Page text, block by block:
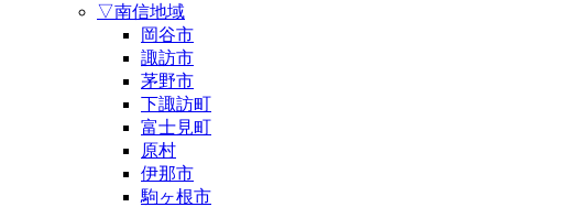
▽南信地域
岡谷市
諏訪市
茅野市
下諏訪町
富士見町
原村
伊那市
駒ヶ根市